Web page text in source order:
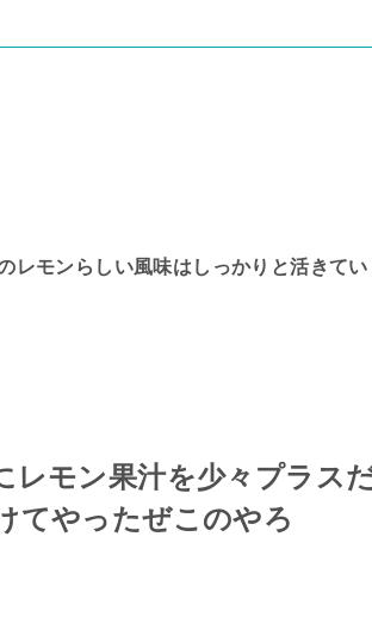
レモンらしい風味はしっかりと活きてい
レモン果汁を少々プラス
てやったぜこのやろ